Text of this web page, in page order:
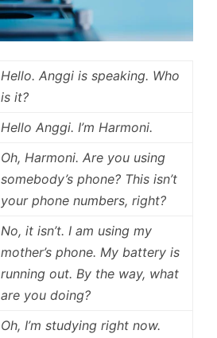
Hello. Anggi is speaking. Who
is it?
Hello Anggi. I’m Harmoni.
Oh, Harmoni. Are you using
somebody’s phone? This isn’t
your phone numbers, right?
No, it isn’t. I am using my
mother’s phone. My battery is
running out. By the way, what
are you doing?
Oh, I’m studying right now.